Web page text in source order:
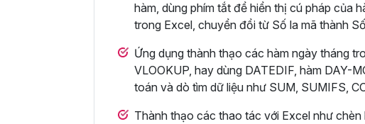
hàm, dùng phím tắt để hiển thị cú pháp của
trong Excel, chuyển đổi từ Số la mã thành
Ứng dụng thành thạo các hàm ngày tháng
VLOOKUP, hay dùng DATEDIF, hàm DAY-
toán và dò tìm dữ liệu như SUM, SUMIFS,
Thành thạo các thao tác với Excel như